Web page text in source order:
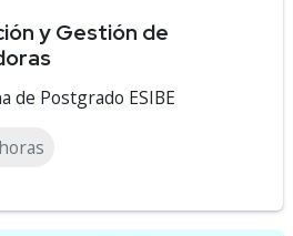
y Gestión de
de Postgrado ESIBE